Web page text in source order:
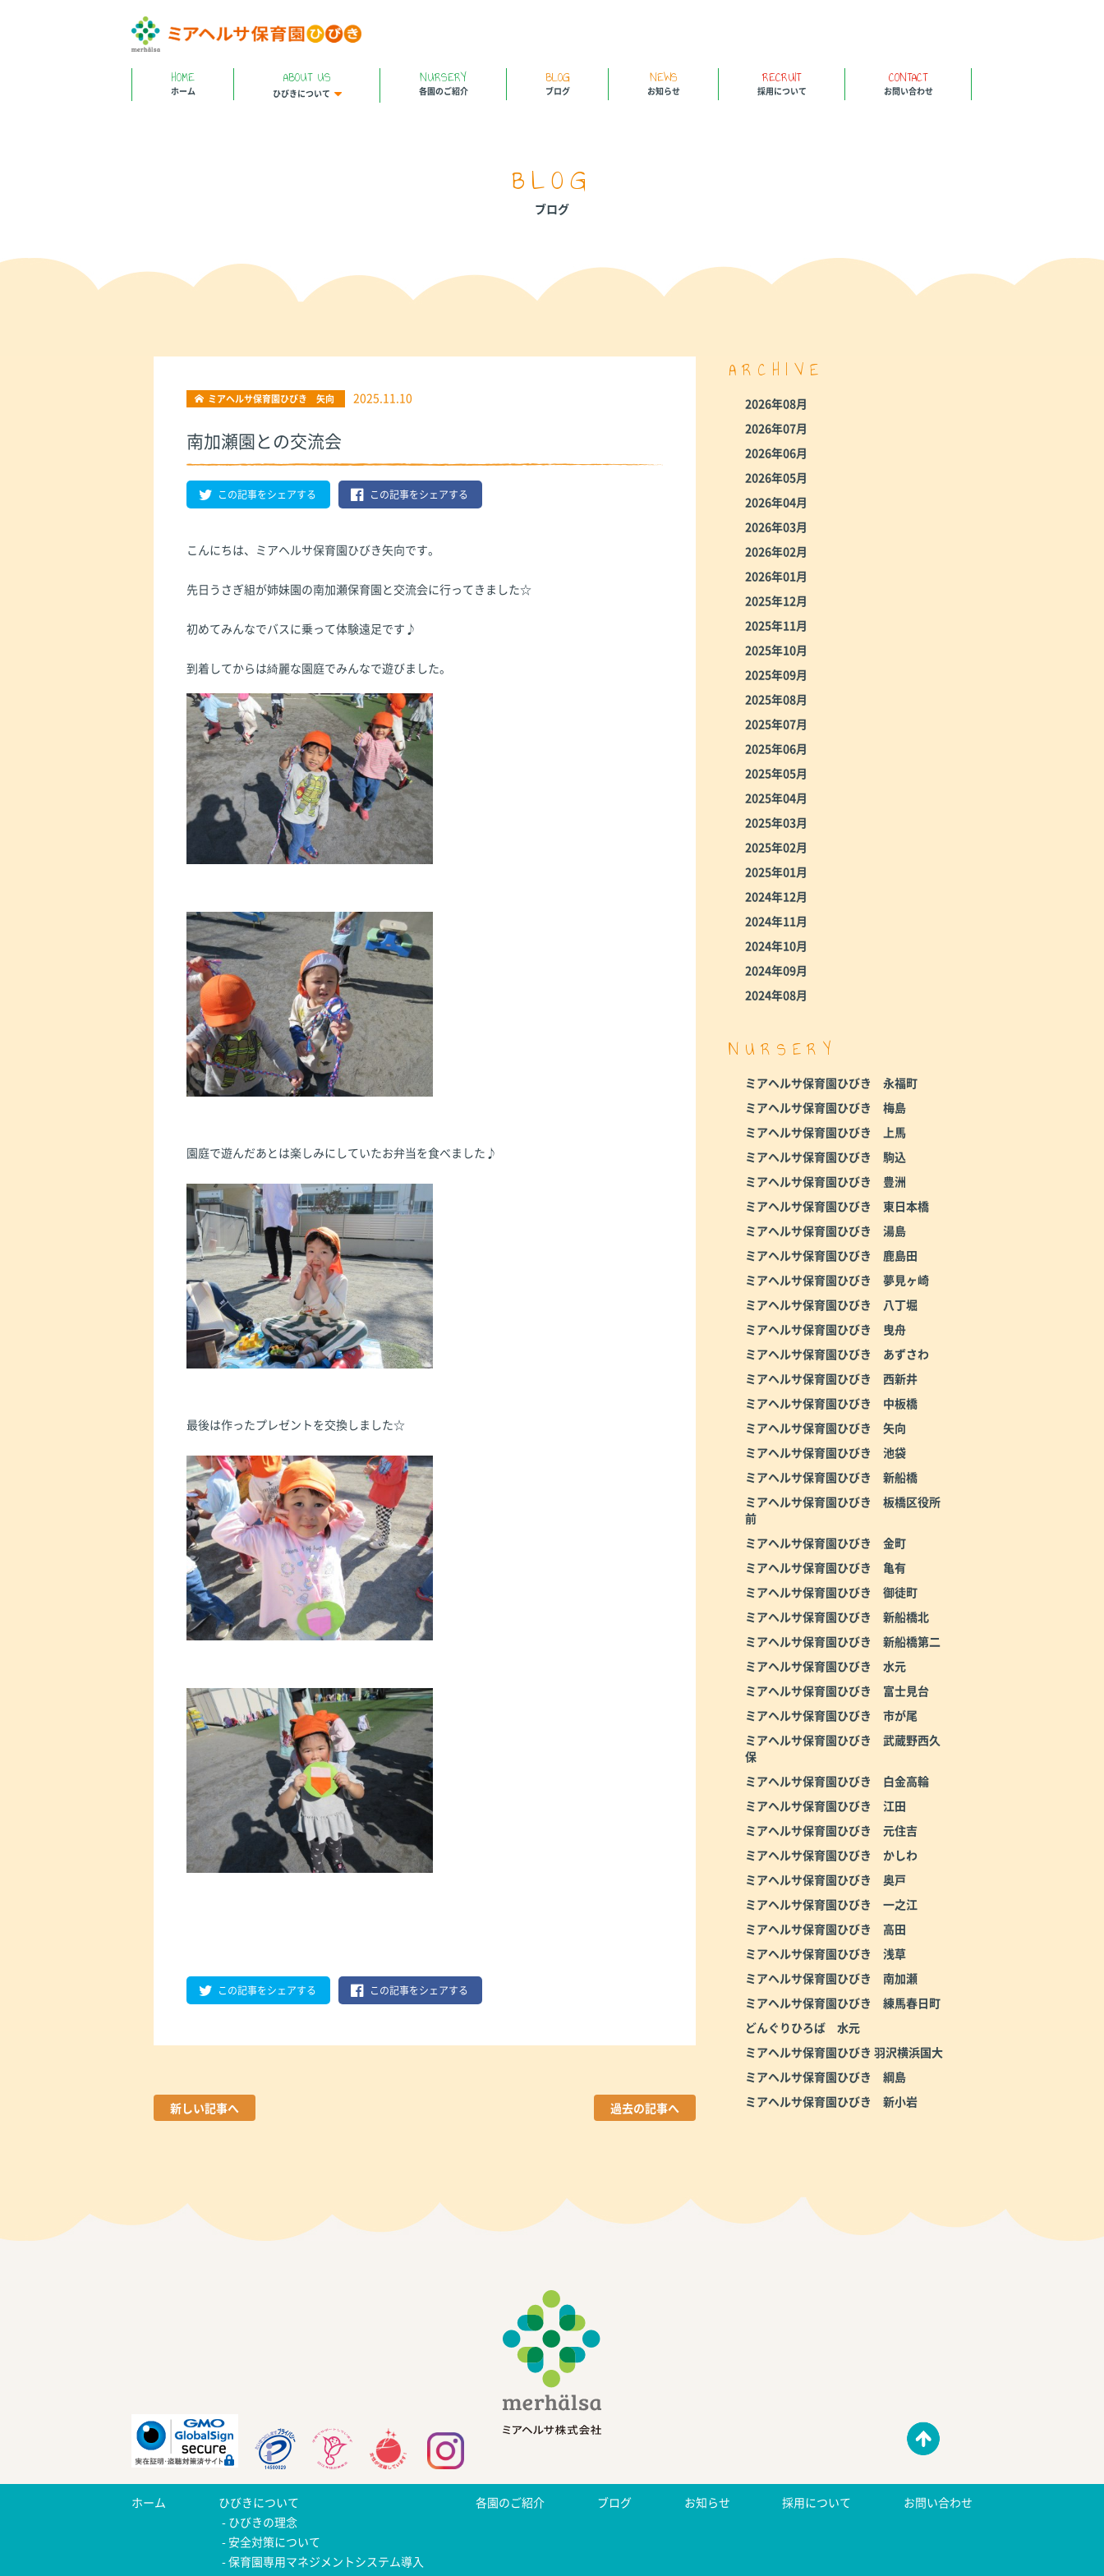
HOME
ホーム
ABOUT US
ひびきについて
NURSERY
各園のご紹介
BLOG
ブログ
NEWS
お知らせ
RECRUIT
採用について
CONTACT
お問い合わせ
BLOG
ブログ
ミアヘルサ保育園ひびき 矢向 2025.11.10
南加瀬園との交流会
この記事をシェアする この記事をシェアする
こんにちは、ミアヘルサ保育園ひびき矢向です。
先日うさぎ組が姉妹園の南加瀬保育園と交流会に行ってきました☆
初めてみんなでバスに乗って体験遠足です♪
到着してからは綺麗な園庭でみんなで遊びました。
園庭で遊んだあとは楽しみにしていたお弁当を食べました♪
最後は作ったプレゼントを交換しました☆
この記事をシェアする この記事をシェアする
新しい記事へ 過去の記事へ
ARCHIVE
2026年08月
2026年07月
2026年06月
2026年05月
2026年04月
2026年03月
2026年02月
2026年01月
2025年12月
2025年11月
2025年10月
2025年09月
2025年08月
2025年07月
2025年06月
2025年05月
2025年04月
2025年03月
2025年02月
2025年01月
2024年12月
2024年11月
2024年10月
2024年09月
2024年08月
NURSERY
ミアヘルサ保育園ひびき 永福町
ミアヘルサ保育園ひびき 梅島
ミアヘルサ保育園ひびき 上馬
ミアヘルサ保育園ひびき 駒込
ミアヘルサ保育園ひびき 豊洲
ミアヘルサ保育園ひびき 東日本橋
ミアヘルサ保育園ひびき 湯島
ミアヘルサ保育園ひびき 鹿島田
ミアヘルサ保育園ひびき 夢見ヶ崎
ミアヘルサ保育園ひびき 八丁堀
ミアヘルサ保育園ひびき 曳舟
ミアヘルサ保育園ひびき あずさわ
ミアヘルサ保育園ひびき 西新井
ミアヘルサ保育園ひびき 中板橋
ミアヘルサ保育園ひびき 矢向
ミアヘルサ保育園ひびき 池袋
ミアヘルサ保育園ひびき 新船橋
ミアヘルサ保育園ひびき 板橋区役所
前
ミアヘルサ保育園ひびき 金町
ミアヘルサ保育園ひびき 亀有
ミアヘルサ保育園ひびき 御徒町
ミアヘルサ保育園ひびき 新船橋北
ミアヘルサ保育園ひびき 新船橋第二
ミアヘルサ保育園ひびき 水元
ミアヘルサ保育園ひびき 富士見台
ミアヘルサ保育園ひびき 市が尾
ミアヘルサ保育園ひびき 武蔵野西久
保
ミアヘルサ保育園ひびき 白金高輪
ミアヘルサ保育園ひびき 江田
ミアヘルサ保育園ひびき 元住吉
ミアヘルサ保育園ひびき かしわ
ミアヘルサ保育園ひびき 奥戸
ミアヘルサ保育園ひびき 一之江
ミアヘルサ保育園ひびき 高田
ミアヘルサ保育園ひびき 浅草
ミアヘルサ保育園ひびき 南加瀬
ミアヘルサ保育園ひびき 練馬春日町
どんぐりひろば 水元
ミアヘルサ保育園ひびき 羽沢横浜国大
ミアヘルサ保育園ひびき 綱島
ミアヘルサ保育園ひびき 新小岩
ホーム
ひびきについて
ひびきの理念
安全対策について
保育園専用マネジメントシステム導入
各園のご紹介 ブログ お知らせ 採用について お問い合わせ